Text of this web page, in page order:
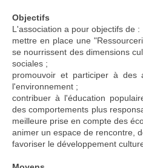
Objectifs
L'association a pour objectifs de :
mettre en place une
se nourrissent des dimensions
sociales ;
promouvoir et participer à des
l'environnement ;
contribuer à l'éducation
des comportements plus
meilleure prise en compte des
animer un espace de rencontre,
favoriser le développement